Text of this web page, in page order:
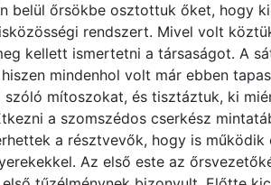
belül őrsökbe osztottuk őket, hogy
rendszert. Mivel volt
kellett ismertetni a társaságot. A
mindenhol volt már ebben
szóló mítoszokat, és tisztáztuk, ki
a szomszédos cserkész
a résztvevők, hogy is működik
Az első este az